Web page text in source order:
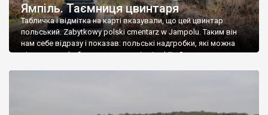
Ямпіль. Таємниця цвинтаря
Табличка і відмітка на карті вказували, що цей цвинтар
польський. Zabytkowy polski cmentarz w Jampolu. Таким він
нам себе відразу і показав: польські надгробки, які можна
віднести до фабричних, польські епітафії… Загалом цвинтар